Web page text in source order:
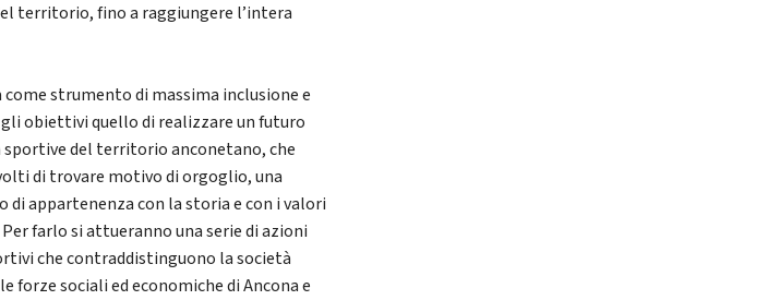
territorio, fino a raggiungere l’intera
come strumento di massima inclusione e
obiettivi quello di realizzare un futuro
del territorio anconetano, che
di trovare motivo di orgoglio, una
appartenenza con la storia e con i valori
farlo si attueranno una serie di azioni
che contraddistinguono la società
forze sociali ed economiche di Ancona e